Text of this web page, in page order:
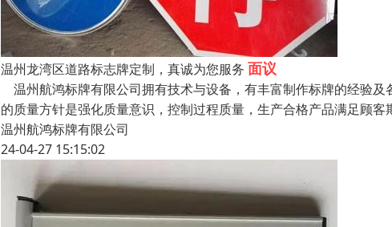
温州龙湾区道路标志牌定制，真诚为您服务 面议
温州航鸿标牌有限公司拥有技术与设备，有丰富制作标牌的经验
的质量方针是强化质量意识，控制过程质量，生产合格产品满足顾
温州航鸿标牌有限公司
24-04-27 15:15:02